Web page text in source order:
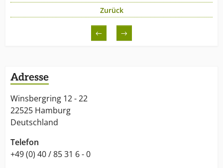
Zurück
← →
Adresse
Winsbergring 12 - 22
22525 Hamburg
Deutschland
Telefon
+49 (0) 40 / 85 31 6 - 0